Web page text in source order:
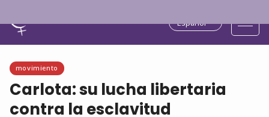
Español
movimiento
Carlota: su lucha libertaria
contra la esclavitud